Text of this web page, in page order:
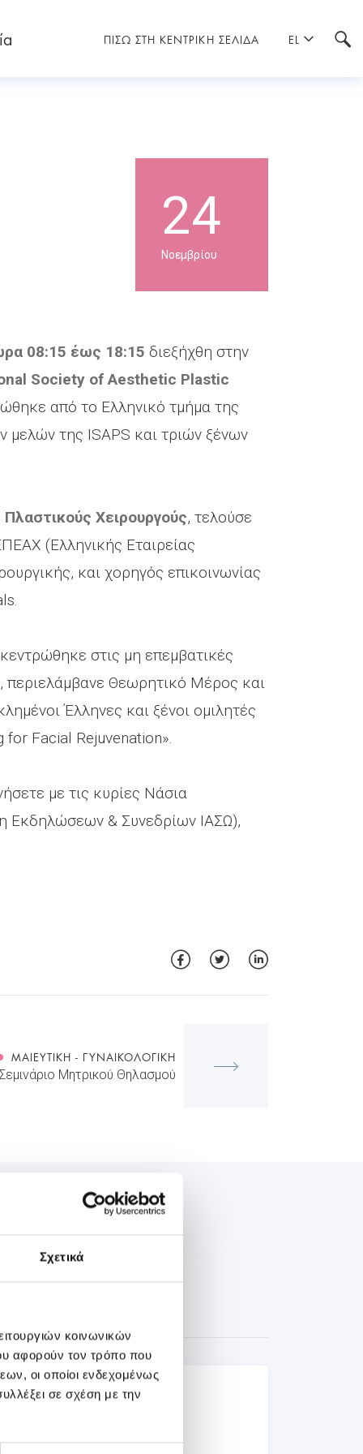
Σχετικά
κοινωνικών
αφορούν τον τρόπο που
οι οποίοι ενδεχομένως
σε σχέση με την
ΠΙΣΩ ΣΤΗ ΚΕΝΤΡΙΚΗ ΣΕΛΙΔΑ EL
24
Νοεμβρίου
08:15 έως 18:15 διεξήχθη στην
Society of Aesthetic Plastic
από το Ελληνικό τμήμα της
της ISAPS και τριών ξένων
Χειρουργούς, τελούσε
(Ελληνικής Εταιρείας
και χορηγός επικοινωνίας
στις μη επεμβατικές
περιελάμβανε Θεωρητικό Μέρος και
Έλληνες και ξένοι ομιλητές
for Facial Rejuvenation».
με τις κυρίες Νάσια
Εκδηλώσεων & Συνεδρίων ΙΑΣΩ),
ΜΑΙΕΥΤΙΚΉ - ΓΥΝΑΙΚΟΛΟΓΙΚΉ
Μητρικού Θηλασμού
03